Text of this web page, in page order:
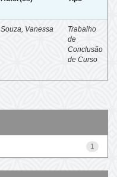
Souza, Vanessa
Trabalho
de
Conclusão
de Curso
1